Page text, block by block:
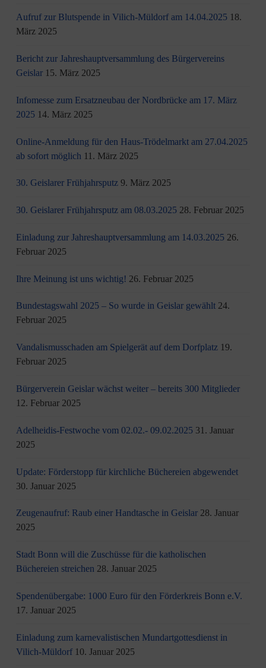
Aufruf zur Blutspende in Vilich-Müldorf am 14.04.2025 18.
März 2025
Bericht zur Jahreshauptversammlung des Bürgervereins
Geislar 15. März 2025
Infomesse zum Ersatzneubau der Nordbrücke am 17. März
2025 14. März 2025
Online-Anmeldung für den Haus-Trödelmarkt am 27.04.2025
ab sofort möglich 11. März 2025
30. Geislarer Frühjahrsputz 9. März 2025
30. Geislarer Frühjahrsputz am 08.03.2025 28. Februar 2025
Einladung zur Jahreshauptversammlung am 14.03.2025 26.
Februar 2025
Ihre Meinung ist uns wichtig! 26. Februar 2025
Bundestagswahl 2025 – So wurde in Geislar gewählt 24.
Februar 2025
Vandalismusschaden am Spielgerät auf dem Dorfplatz 19.
Februar 2025
Bürgerverein Geislar wächst weiter – bereits 300 Mitglieder
12. Februar 2025
Adelheidis-Festwoche vom 02.02.- 09.02.2025 31. Januar
2025
Update: Förderstopp für kirchliche Büchereien abgewendet
30. Januar 2025
Zeugenaufruf: Raub einer Handtasche in Geislar 28. Januar
2025
Stadt Bonn will die Zuschüsse für die katholischen
Büchereien streichen 28. Januar 2025
Spendenübergabe: 1000 Euro für den Förderkreis Bonn e.V.
17. Januar 2025
Einladung zum karnevalistischen Mundartgottesdienst in
Vilich-Müldorf 10. Januar 2025